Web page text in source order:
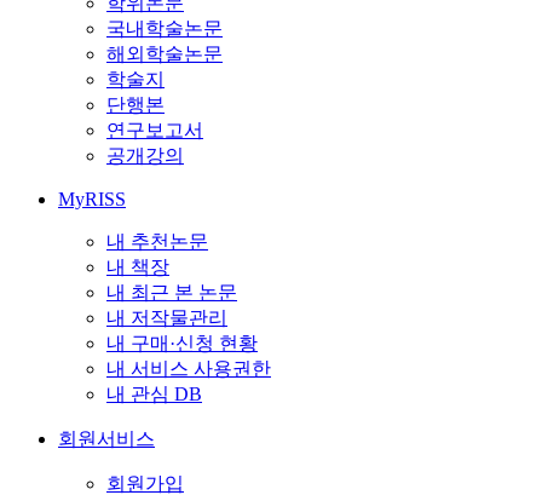
국내학술논문
해외학술논문
학술지
단행본
연구보고서
공개강의
MyRISS
내 추천논문
내 책장
내 최근 본 논문
내 저작물관리
내 구매·신청 현황
내 서비스 사용권한
내 관심 DB
회원서비스
회원가입